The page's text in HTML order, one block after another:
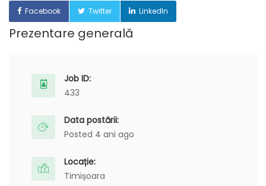
Facebook Twitter LinkedIn
Prezentare generală
Job ID:
433
Data postării:
Posted 4 ani ago
Locație:
Timișoara